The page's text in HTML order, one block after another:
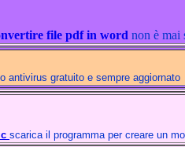
file pdf in word non è mai
antivirus gratuito e sempre aggiornato
scarica il programma per creare un